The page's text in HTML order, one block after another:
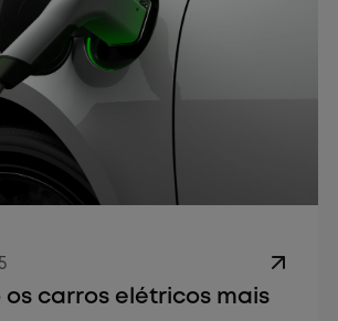
os carros elétricos mais